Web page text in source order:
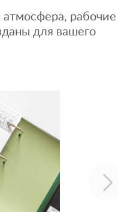
рабочие
для вашего